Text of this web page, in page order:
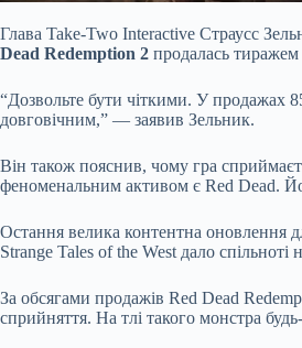
Глава Take-Two Interactive Страусс
Dead Redemption 2 продалась
“Дозвольте бути чіткими. У продажах
довговічним,” — заявив Зельник.
Він також пояснив, чому гра
феноменальним активом є Red Dead.
Остання велика контентна оновлення
Strange Tales of the West дало
За обсягами продажів Red Dead
сприйняття. На тлі такого монстра